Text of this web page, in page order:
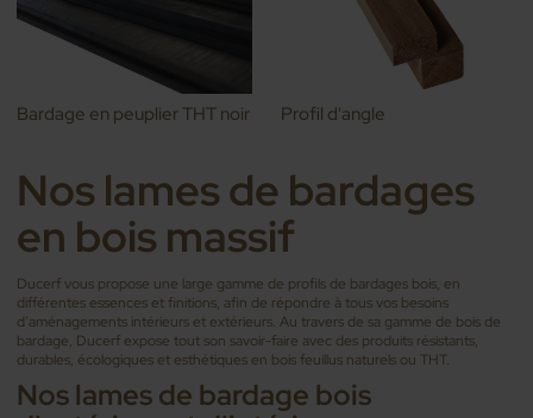
Bardage en peuplier THT noir Profil d'angle
Nos lames de bardages
en bois massif
Ducerf vous propose une large gamme de profils de bardages bois, en
différentes essences et finitions, afin de répondre à tous vos besoins
d’aménagements intérieurs et extérieurs. Au travers de sa gamme de bois de
bardage, Ducerf expose tout son savoir-faire avec des produits résistants,
durables, écologiques et esthétiques en bois feuillus naturels ou THT.
Nos lames de bardage bois